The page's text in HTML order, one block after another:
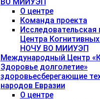
О центре
Команда проекта
Исследовательская
Центра
НОЧУ ВО МИИУЭП
Международный Центр
Здоровье долголетие»
здоровьесберегающие
народов Евразии
О центре